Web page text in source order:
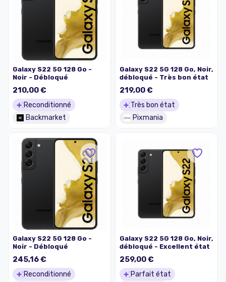
Galaxy S22 5G 128 Go -
Noir - Débloqué
210,00 €
Reconditionné
Backmarket
Galaxy S22 5G 128 Go, Noir,
débloqué - Très bon état
219,00 €
Très bon état
Pixmania
Galaxy S22 5G 128 Go -
Noir - Débloqué
245,16 €
Reconditionné
Galaxy S22 5G 128 Go, Noir,
débloqué - Excellent état
259,00 €
Parfait état